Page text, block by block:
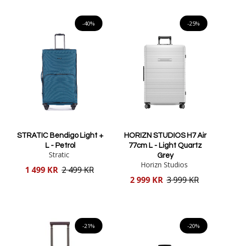
-40%
STRATIC Bendigo Light +
L - Petrol
Stratic
Reducerat
1 499 KR 2 499 KR
-25%
HORIZN STUDIOS H7 Air
77cm L - Light Quartz
Grey
Horizn Studios
Reducerat
2 999 KR 3 999 KR
-21% -20%